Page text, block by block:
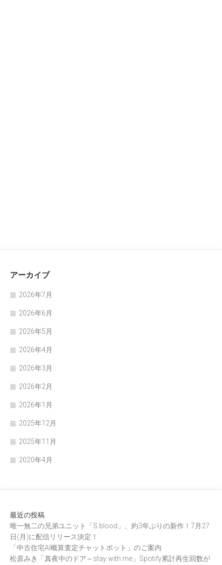
アーカイブ
2026年7月
2026年6月
2026年5月
2026年4月
2026年3月
2026年2月
2026年1月
2025年12月
2025年11月
2020年4月
最近の投稿
唯一無二の兄弟ユニット「S blood」、約3年ぶりの新作！7月27
日(月)に配信リリース決定！
「中古住宅AI概算査定チャットボット」のご案内
松原みき「真夜中のドア～stay with me」Spotify累計再生回数が